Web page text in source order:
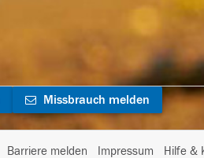
Missbrauch melden
Barriere melden Impressum Hilfe &